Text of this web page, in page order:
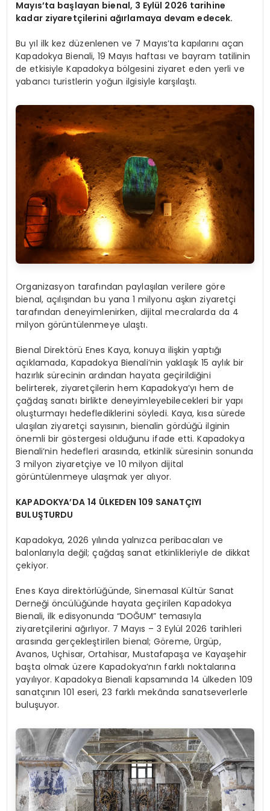
Mayıs’ta başlayan bienal, 3 Eylül 2026 tarihine
kadar ziyaretçilerini ağırlamaya devam edecek.
Bu yıl ilk kez düzenlenen ve 7 Mayıs’ta kapılarını açan
Kapadokya Bienali, 19 Mayıs haftası ve bayram tatilinin
de etkisiyle Kapadokya bölgesini ziyaret eden yerli ve
yabancı turistlerin yoğun ilgisiyle karşılaştı.
Organizasyon tarafından paylaşılan verilere göre
bienal, açılışından bu yana 1 milyonu aşkın ziyaretçi
tarafından deneyimlenirken, dijital mecralarda da 4
milyon görüntülenmeye ulaştı.
Bienal Direktörü Enes Kaya, konuya ilişkin yaptığı
açıklamada, Kapadokya Bienali’nin yaklaşık 15 aylık bir
hazırlık sürecinin ardından hayata geçirildiğini
belirterek, ziyaretçilerin hem Kapadokya’yı hem de
çağdaş sanatı birlikte deneyimleyebilecekleri bir yapı
oluşturmayı hedeflediklerini söyledi. Kaya, kısa sürede
ulaşılan ziyaretçi sayısının, bienalin gördüğü ilginin
önemli bir göstergesi olduğunu ifade etti. Kapadokya
Bienali’nin hedefleri arasında, etkinlik süresinin sonunda
3 milyon ziyaretçiye ve 10 milyon dijital
görüntülenmeye ulaşmak yer alıyor.
KAPADOKYA’DA 14 ÜLKEDEN 109 SANATÇIYI
BULUŞTURDU
Kapadokya, 2026 yılında yalnızca peribacaları ve
balonlarıyla değil; çağdaş sanat etkinlikleriyle de dikkat
çekiyor.
Enes Kaya direktörlüğünde, Sinemasal Kültür Sanat
Derneği öncülüğünde hayata geçirilen Kapadokya
Bienali, ilk edisyonunda “DOĞUM” temasıyla
ziyaretçilerini ağırlıyor. 7 Mayıs – 3 Eylül 2026 tarihleri
arasında gerçekleştirilen bienal; Göreme, Ürgüp,
Avanos, Uçhisar, Ortahisar, Mustafapaşa ve Kayaşehir
başta olmak üzere Kapadokya’nın farklı noktalarına
yayılıyor. Kapadokya Bienali kapsamında 14 ülkeden 109
sanatçının 101 eseri, 23 farklı mekânda sanatseverlerle
buluşuyor.